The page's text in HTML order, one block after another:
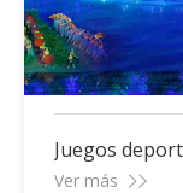
Juegos
étnicas
Ver más